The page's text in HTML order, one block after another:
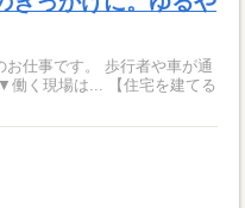
歩行者や車が通